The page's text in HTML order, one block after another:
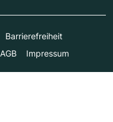
Barrierefreiheit
AGB Impressum